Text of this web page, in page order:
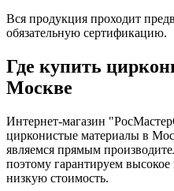
Вся продукция проходит
обязательную сертификацию.
Где купить
Москве
Интернет-магазин
цирконистые материалы в
являемся прямым
поэтому гарантируем
низкую стоимость.